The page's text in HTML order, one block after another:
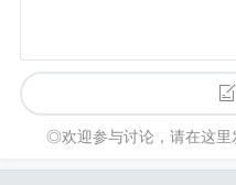
◎欢迎参与讨论，请在这里